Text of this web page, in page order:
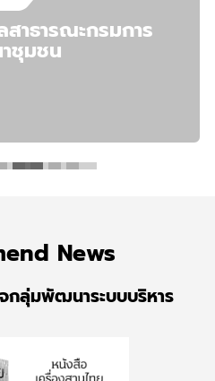
าธารณะกรมการ
ชุมชน
News
กลุ่มพัฒนาระบบบริหาร